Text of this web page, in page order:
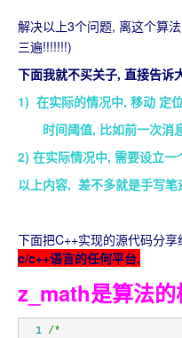
解决以上3个问题, 离这个算
三遍!!!!!!!)
下面我就不买关子, 直接告诉
1) 在实际的情况中, 移动 定
时间阈值, 比如前一次消息
2) 在实际情况中, 需要设立
以上内容, 差不多就是手写
下面把C++实现的源代码分享
c/c++语言的任何平台.
z_math是算法
  1
/*